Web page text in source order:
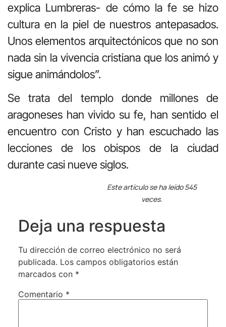
explica Lumbreras- de cómo la fe se hizo
cultura en la piel de nuestros antepasados.
Unos elementos arquitectónicos que no son
nada sin la vivencia cristiana que los animó y
sigue animándolos”.
Se trata del templo donde millones de
aragoneses han vivido su fe, han sentido el
encuentro con Cristo y han escuchado las
lecciones de los obispos de la ciudad
durante casi nueve siglos.
Este artículo se ha leído 545
veces.
Deja una respuesta
Tu dirección de correo electrónico no será
publicada. Los campos obligatorios están
marcados con *
Comentario *